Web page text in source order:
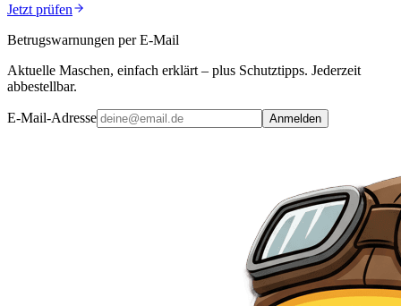
Jetzt prüfen
Betrugswarnungen per E-Mail
Aktuelle Maschen, einfach erklärt – plus Schutztipps. Jederzeit
abbestellbar.
E-Mail-Adresse Anmelden